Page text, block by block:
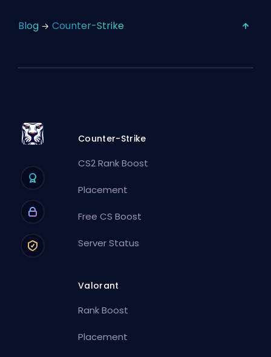
Blog Counter-Strike
Counter-Strike
CS2 Rank Boost
Placement
Free CS Boost
Server Status
Valorant
Rank Boost
Placement